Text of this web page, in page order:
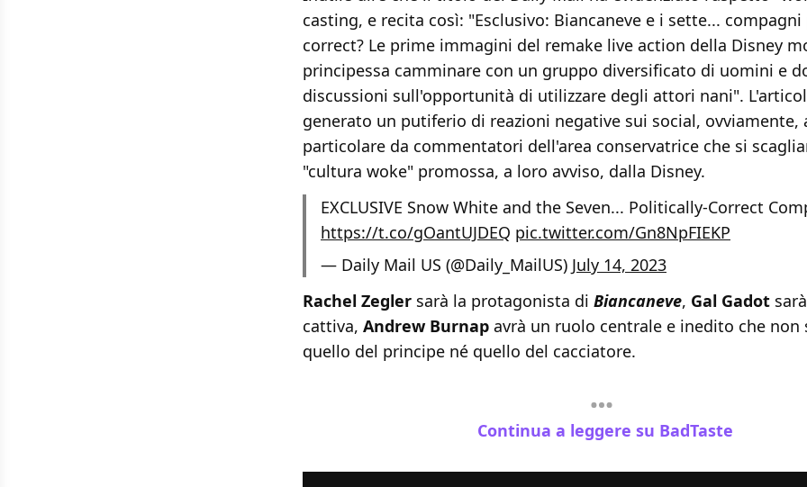
casting, e recita così: "Esclusivo: Biancaneve e i sette...
correct? Le prime immagini del remake live action della Disney
principessa camminare con un gruppo diversificato di uomini e
discussioni sull'opportunità di utilizzare degli attori nani".
generato un putiferio di reazioni negative sui social, ovviamente,
particolare da commentatori dell'area conservatrice che si
"cultura woke" promossa, a loro avviso, dalla Disney.
EXCLUSIVE Snow White and the Seven... Politically-Correct
https://t.co/gOantUJDEQ pic.twitter.com/Gn8NpFIEKP
— Daily Mail US (@Daily_MailUS) July 14, 2023
Rachel Zegler sarà la protagonista di Biancaneve, Gal Gadot
cattiva, Andrew Burnap avrà un ruolo centrale e inedito che non
quello del principe né quello del cacciatore.
Continua a leggere su BadTaste